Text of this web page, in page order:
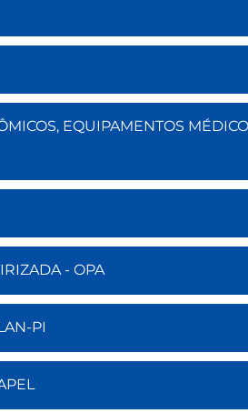
EQUIPAMENTOS
- OPA
PI